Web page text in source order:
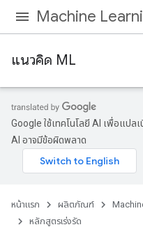
Machine
แนวคิด ML
Google ใช้เทคโนโลยี AI เพื่อแป
AI อาจมีข้อผิดพลาด
หน้าแรก ผลิตภัณฑ์
หลักสูตรเร่งรัด